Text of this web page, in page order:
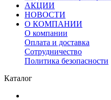
АКЦИИ
НОВОСТИ
О КОМПАНИИ
О компании
Оплата и доставка
Сотрудничество
​Политика безопасности
Каталог